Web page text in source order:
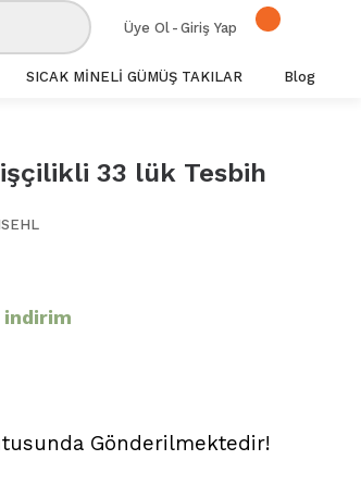
Üye Ol - Giriş Yap
SICAK MİNELİ GÜMÜŞ TAKILAR Blog
33 lük Tesbih
indirim
Gönderilmektedir!